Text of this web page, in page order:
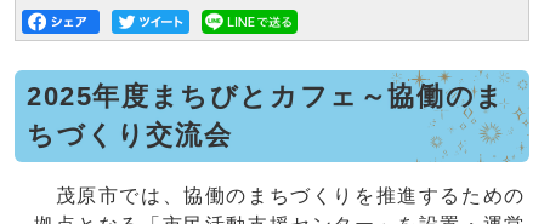
2025年度まちびとカフェ～協働のま
ちづくり交流会
茂原市では、協働のまちづくりを推進するための